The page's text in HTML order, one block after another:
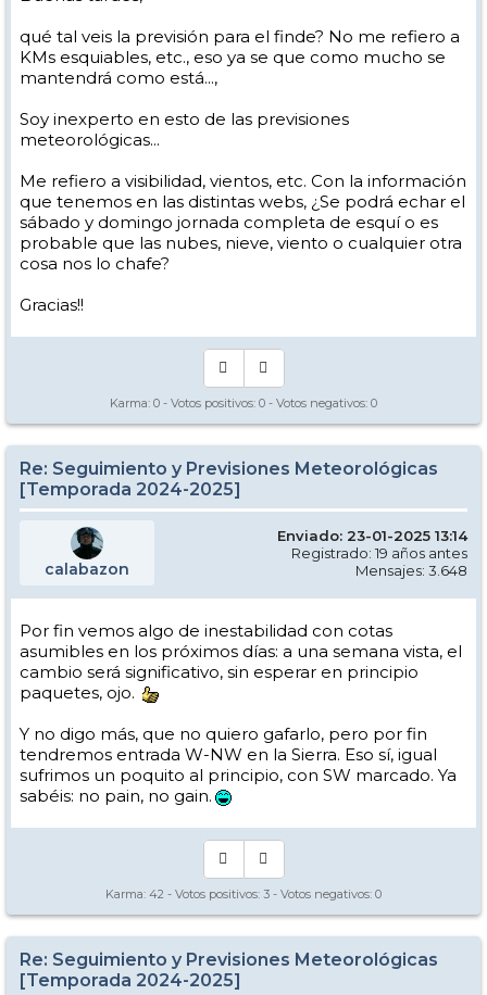
qué tal veis la previsión para el finde? No me refiero a
KMs esquiables, etc., eso ya se que como mucho se
mantendrá como está...,
Soy inexperto en esto de las previsiones
meteorológicas...
Me refiero a visibilidad, vientos, etc. Con la información
que tenemos en las distintas webs, ¿Se podrá echar el
sábado y domingo jornada completa de esquí o es
probable que las nubes, nieve, viento o cualquier otra
cosa nos lo chafe?
Gracias!!
Karma: 0 - Votos positivos: 0 - Votos negativos: 0
Re: Seguimiento y Previsiones Meteorológicas
[Temporada 2024-2025]
calabazon
Enviado: 23-01-2025 13:14
Registrado: 19 años antes
Mensajes: 3.648
Por fin vemos algo de inestabilidad con cotas
asumibles en los próximos días: a una semana vista, el
cambio será significativo, sin esperar en principio
paquetes, ojo.
Y no digo más, que no quiero gafarlo, pero por fin
tendremos entrada W-NW en la Sierra. Eso sí, igual
sufrimos un poquito al principio, con SW marcado. Ya
sabéis: no pain, no gain.
Karma: 42 - Votos positivos: 3 - Votos negativos: 0
Re: Seguimiento y Previsiones Meteorológicas
[Temporada 2024-2025]